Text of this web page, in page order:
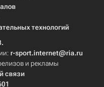
технологий
r-sport.internet@ria.ru
и рекламы
связи